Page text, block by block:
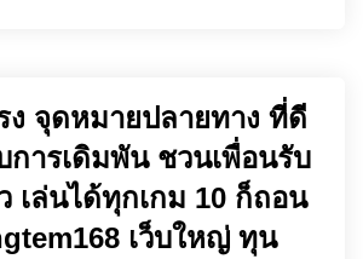
ง จุดหมายปลายทาง ที่ดี
ารเดิมพัน ชวนเพื่อนรับ
เล่นได้ทุกเกม 10 ก็ถอน
เว็บใหญ่ ทุน